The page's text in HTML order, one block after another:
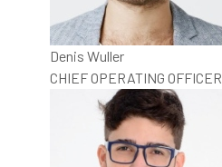
Denis Wuller
CHIEF OPERATING OFFICER